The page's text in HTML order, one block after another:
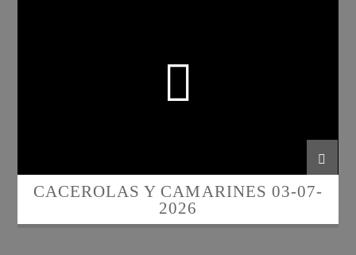
CACEROLAS Y CAMARINES 03-07-
2026